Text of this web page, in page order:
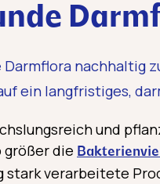
Darmflora nachhaltig
ein langfristiges,
und
größer die
stark verarbeitete